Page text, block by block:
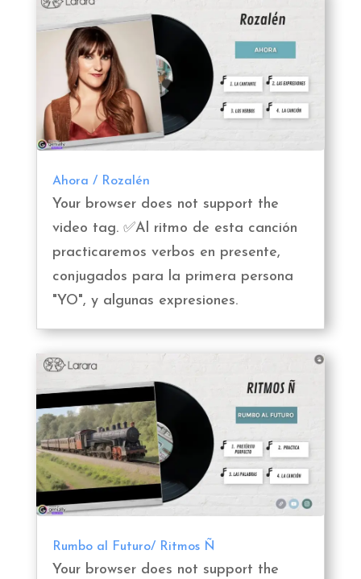
Ahora / Rozalén
Your browser does not support the
video tag. ✅Al ritmo de esta canción
practicaremos verbos en presente,
conjugados para la primera persona
"YO", y algunas expresiones.
Rumbo al Futuro/ Ritmos Ñ
Your browser does not support the